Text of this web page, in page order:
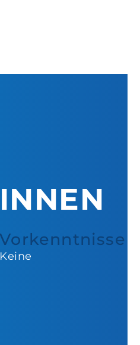
Vorkenntnisse
Keine